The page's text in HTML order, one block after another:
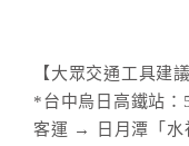
【大眾交通工具建議
*台中烏日高鐵站
客運 → 日月潭「水